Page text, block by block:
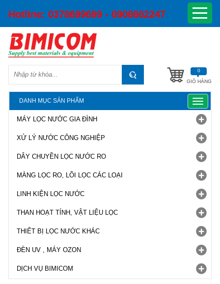
Hotline: 0378699699 - 0908662247
GIỎ HÀNG
0
DANH MỤC SẢN PHẨM
Toggle
MÁY LỌC NƯỚC GIA ĐÌNH
XỬ LÝ NƯỚC CÔNG NGHIỆP
DÂY CHUYỀN LỌC NƯỚC RO
MÀNG LỌC RO, LÕI LỌC CÁC LOẠI
LINH KIỆN LỌC NƯỚC
THAN HOẠT TÍNH, VẬT LIỆU LỌC
THIẾT BỊ LỌC NƯỚC KHÁC
ĐÈN UV , MÁY OZON
DỊCH VỤ BIMICOM